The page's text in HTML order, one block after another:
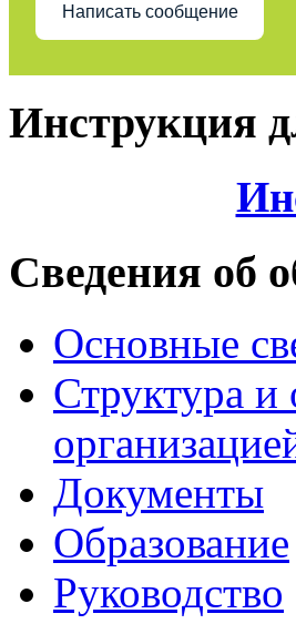
Написать сообщение
Инструкция
Сведения об
Основные
Структура и
Документы
Образование
Руководство